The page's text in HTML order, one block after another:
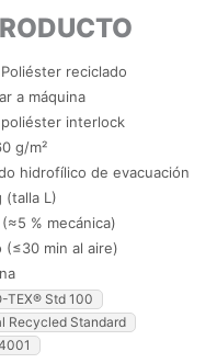
reciclado
a máquina
poliéster interlock
g/m²
hidrofílico de evacuación
(talla L)
% mecánica)
(≤30 min al aire)
TEX® Std 100
Recycled Standard